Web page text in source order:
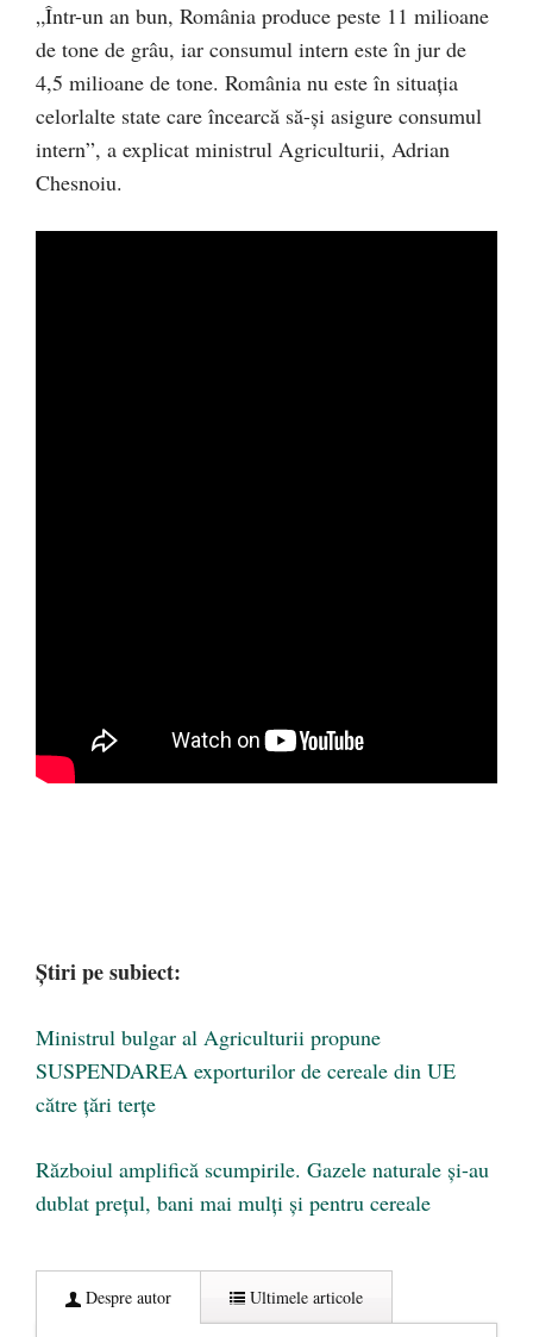
„Într-un an bun, România produce peste 11 milioane
de tone de grâu, iar consumul intern este în jur de
4,5 milioane de tone. România nu este în situaţia
celorlalte state care încearcă să-şi asigure consumul
intern”, a explicat ministrul Agriculturii, Adrian
Chesnoiu.
Știri pe subiect:
Ministrul bulgar al Agriculturii propune
SUSPENDAREA exporturilor de cereale din UE
către țări terțe
Războiul amplifică scumpirile. Gazele naturale și-au
dublat prețul, bani mai mulți și pentru cereale
Despre autor Ultimele articole